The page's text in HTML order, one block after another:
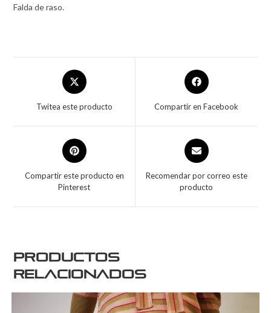
Falda de raso.
Twitea este producto Compartir en Facebook
Compartir este producto en
Pinterest
Recomendar por correo este
producto
Productos
relacionados